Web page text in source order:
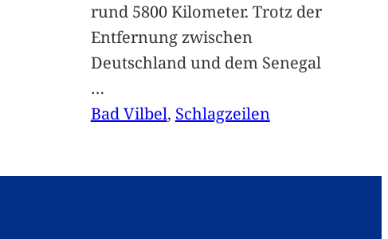
rund 5800 Kilometer. Trotz der
Entfernung zwischen
Deutschland und dem Senegal
…
Bad Vilbel, Schlagzeilen